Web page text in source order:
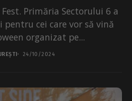
Primăria Sectorului 6 a
cei care vor să vină
organizat pe...
24/10/2024